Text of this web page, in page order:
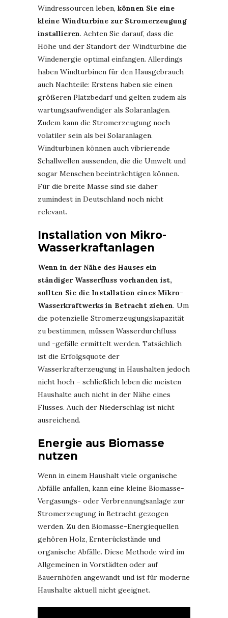
Windressourcen leben, können Sie eine
kleine Windturbine zur Stromerzeugung
installieren. Achten Sie darauf, dass die
Höhe und der Standort der Windturbine die
Windenergie optimal einfangen. Allerdings
haben Windturbinen für den Hausgebrauch
auch Nachteile: Erstens haben sie einen
größeren Platzbedarf und gelten zudem als
wartungsaufwendiger als Solaranlagen.
Zudem kann die Stromerzeugung noch
volatiler sein als bei Solaranlagen.
Windturbinen können auch vibrierende
Schallwellen aussenden, die die Umwelt und
sogar Menschen beeinträchtigen können.
Für die breite Masse sind sie daher
zumindest in Deutschland noch nicht
relevant.
Installation von Mikro-
Wasserkraftanlagen
Wenn in der Nähe des Hauses ein
ständiger Wasserfluss vorhanden ist,
sollten Sie die Installation eines Mikro-
Wasserkraftwerks in Betracht ziehen. Um
die potenzielle Stromerzeugungskapazität
zu bestimmen, müssen Wasserdurchfluss
und -gefälle ermittelt werden. Tatsächlich
ist die Erfolgsquote der
Wasserkrafterzeugung in Haushalten jedoch
nicht hoch – schließlich leben die meisten
Haushalte auch nicht in der Nähe eines
Flusses. Auch der Niederschlag ist nicht
ausreichend.
Energie aus Biomasse
nutzen
Wenn in einem Haushalt viele organische
Abfälle anfallen, kann eine kleine Biomasse-
Vergasungs- oder Verbrennungsanlage zur
Stromerzeugung in Betracht gezogen
werden. Zu den Biomasse-Energiequellen
gehören Holz, Ernterückstände und
organische Abfälle. Diese Methode wird im
Allgemeinen in Vorstädten oder auf
Bauernhöfen angewandt und ist für moderne
Haushalte aktuell nicht geeignet.